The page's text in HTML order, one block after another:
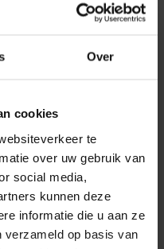
Over
cookies
te
over uw gebruik van
social media,
kunnen deze
informatie die u aan ze
verzameld op basis van
van je kind
en gebruik ook
verschillende
van je computer.
voor de
nu veel mensen
vanwege de
dat
hun zakelijke